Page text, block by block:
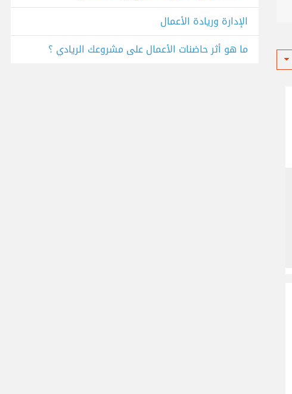
الإدارة وريادة الأعمال
ما هو أثر حاضنات الأعمال على مشروعك الريادي ؟